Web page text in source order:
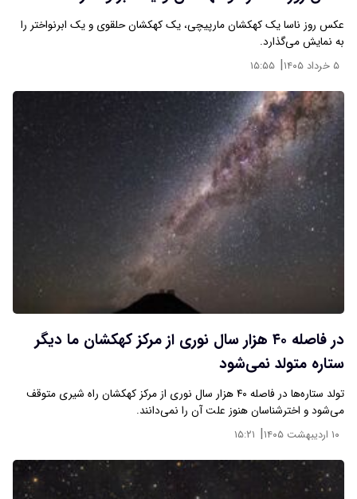
عکس روز ناسا یک کهکشان مارپیچی، یک کهکشان حلقوی و یک ابرنواختر را
به نمایش می‌گذارد.
۵ خرداد ۱۴۰۵ | ۱۵:۵۵
در فاصله ۴۰ هزار سال نوری از مرکز کهکشان ما دیگر
ستاره متولد نمی‌شود
تولد ستاره‌ها در فاصله ۴۰ هزار سال نوری از مرکز کهکشان راه شیری متوقف
می‌شود و اخترشناسان هنوز علت آن را نمی‌دانند.
۱۰ اردیبهشت ۱۴۰۵ | ۱۵:۲۱